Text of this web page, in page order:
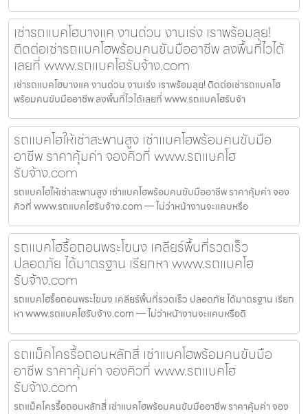
เช่ารถแบคโฮบางแค งานด่วน งานเร่ง เราพร้อมลุย!
ติดต่อเช่ารถแบคโฮพร้อมคนขับมืออาชีพ ลงพื้นที่ไวได้
เลยที่ www.รถแบคโฮรับจ้าง.com
เช่ารถแบคโฮบางแค งานด่วน งานเร่ง เราพร้อมลุย! ติดต่อเช่ารถแบคโฮ
พร้อมคนขับมืออาชีพ ลงพื้นที่ไวได้เลยที่ www.รถแบคโฮรับจ้า
รถแบคโฮให้เช่าสะพานสูง เช่าแบคโฮพร้อมคนขับมือ
อาชีพ ราคาคุ้มค่า จองคิวที่ www.รถแบคโฮ
รับจ้าง.com
รถแบคโฮให้เช่าสะพานสูง เช่าแบคโฮพร้อมคนขับมืออาชีพ ราคาคุ้มค่า จอง
คิวที่ www.รถแบคโฮรับจ้าง.com — ไม่ว่าหน้างานจะแคบหรือ
รถแบคโฮรื้อถอนพระโขนง เคลียร์พื้นที่รวดเร็ว
ปลอดภัย ได้มาตรฐาน เรียกหา www.รถแบคโฮ
รับจ้าง.com
รถแบคโฮรื้อถอนพระโขนง เคลียร์พื้นที่รวดเร็ว ปลอดภัย ได้มาตรฐาน เรียก
หา www.รถแบคโฮรับจ้าง.com — ไม่ว่าหน้างานจะแคบหรือดิ
รถแม็คโครรื้อถอนหลักสี่ เช่าแบคโฮพร้อมคนขับมือ
อาชีพ ราคาคุ้มค่า จองคิวที่ www.รถแบคโฮ
รับจ้าง.com
รถแม็คโครรื้อถอนหลักสี่ เช่าแบคโฮพร้อมคนขับมืออาชีพ ราคาคุ้มค่า จอง